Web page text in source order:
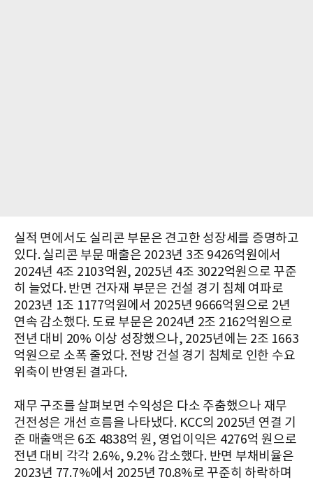
실적 면에서도 실리콘 부문은 견고한 성장세를 증명하고
있다. 실리콘 부문 매출은 2023년 3조 9426억원에서
2024년 4조 2103억원, 2025년 4조 3022억원으로 꾸준
히 늘었다. 반면 건자재 부문은 건설 경기 침체 여파로
2023년 1조 1177억원에서 2025년 9666억원으로 2년
연속 감소했다. 도료 부문은 2024년 2조 2162억원으로
전년 대비 20% 이상 성장했으나, 2025년에는 2조 1663
억원으로 소폭 줄었다. 전방 건설 경기 침체로 인한 수요
위축이 반영된 결과다.
재무 구조를 살펴보면 수익성은 다소 주춤했으나 재무
건전성은 개선 흐름을 나타냈다. KCC의 2025년 연결 기
준 매출액은 6조 4838억 원, 영업이익은 4276억 원으로
전년 대비 각각 2.6%, 9.2% 감소했다. 반면 부채비율은
2023년 77.7%에서 2025년 70.8%로 꾸준히 하락하며